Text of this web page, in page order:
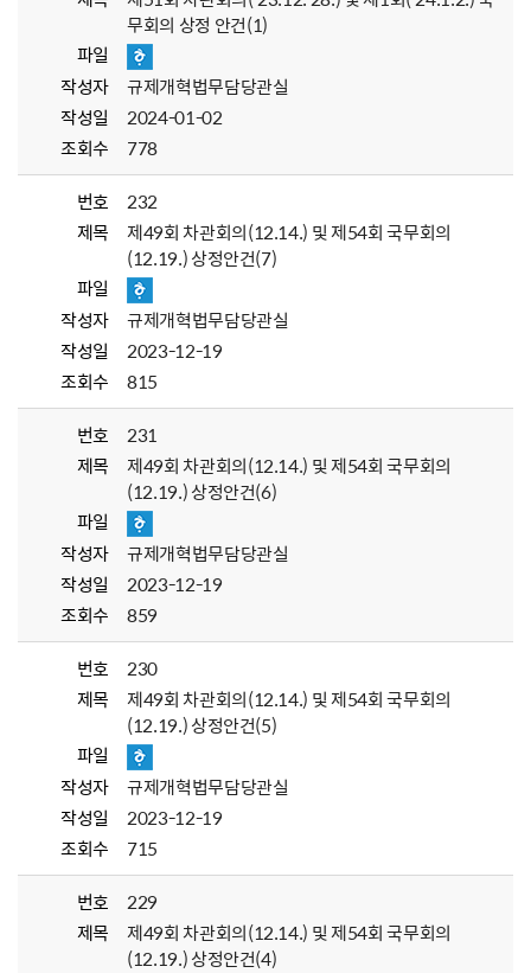
무회의 상정 안건(1)
파일
작성자
규제개혁법무담당관실
작성일
2024-01-02
조회수
778
번호
232
제목
제49회 차관회의(12.14.) 및 제54회 국무회의
(12.19.) 상정안건(7)
파일
작성자
규제개혁법무담당관실
작성일
2023-12-19
조회수
815
번호
231
제목
제49회 차관회의(12.14.) 및 제54회 국무회의
(12.19.) 상정안건(6)
파일
작성자
규제개혁법무담당관실
작성일
2023-12-19
조회수
859
번호
230
제목
제49회 차관회의(12.14.) 및 제54회 국무회의
(12.19.) 상정안건(5)
파일
작성자
규제개혁법무담당관실
작성일
2023-12-19
조회수
715
번호
229
제목
제49회 차관회의(12.14.) 및 제54회 국무회의
(12.19.) 상정안건(4)